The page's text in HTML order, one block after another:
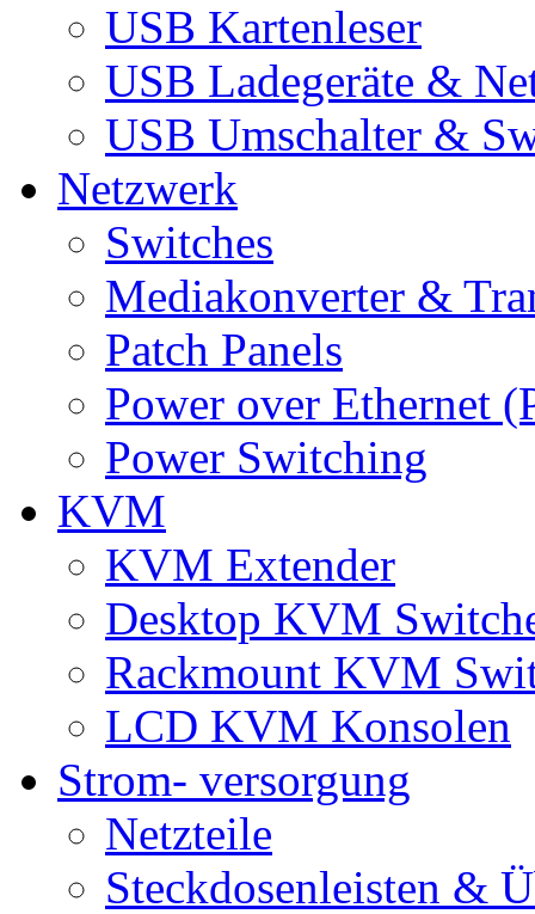
USB Kartenleser
USB Ladegeräte &
USB Umschalter &
Netzwerk
Switches
Mediakonverter &
Patch Panels
Power over Ethernet
Power Switching
KVM
KVM Extender
Desktop KVM
Rackmount KVM
LCD KVM Konsolen
Strom- versorgung
Netzteile
Steckdosenleisten &